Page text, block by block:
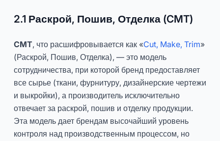
2.1 Раскрой, Пошив, Отделка (CMT)
CMT, что расшифровывается как «Cut, Make, Trim»
(Раскрой, Пошив, Отделка), — это модель
сотрудничества, при которой бренд предоставляет
все сырье (ткани, фурнитуру, дизайнерские чертежи
и выкройки), а производитель исключительно
отвечает за раскрой, пошив и отделку продукции.
Эта модель дает брендам высочайший уровень
контроля над производственным процессом, но